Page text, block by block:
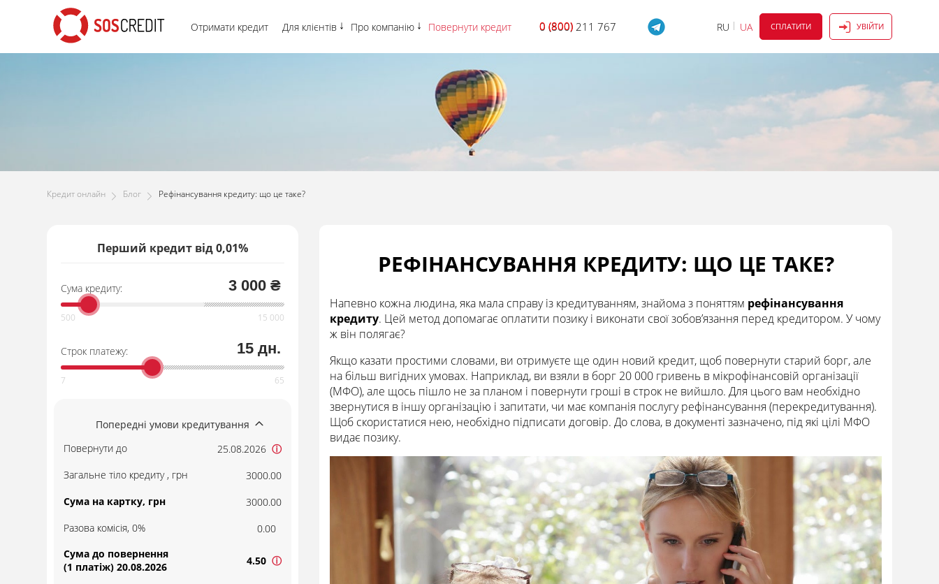
Отримати кредит Для клієнтів Про компанію Повернути кредит 0 (800)
0 (800) 211 767 RU UA СПЛАТИТИ УВІЙТИ
Кредит онлайн Блог Рефінансування кредиту: що це таке?
Перший кредит від 0,01%
Сума кредиту: 3 000 ₴
Строк платежу: 15 дн.
Попередні умови кредитування
Повернути до
25.08.2026 ⓘ
Загальне тіло кредиту , грн
3000.00
Сума на картку, грн
3000.00
Разова комісія, 0%
0.00
Сума до повернення
(1 платіж) 20.08.2026
4.50 ⓘ
РЕФІНАНСУВАННЯ КРЕДИТУ: ЩО ЦЕ ТАКЕ?
Напевно кожна людина, яка мала справу із кредитуванням, знайома з поняттям рефінансування
кредиту. Цей метод допомагає оплатити позику і виконати свої зобов’язання перед кредитором. У чому
ж він полягає?
Якщо казати простими словами, ви отримуєте ще один новий кредит, щоб повернути старий борг, але
на більш вигідних умовах. Наприклад, ви взяли в борг 20 000 гривень в мікрофінансовій організації
(МФО), але щось пішло не за планом і повернути гроші в строк не вийшло. Для цього вам необхідно
звернутися в іншу організацію і запитати, чи має компанія послугу рефінансування (перекредитування).
Щоб скористатися нею, необхідно підписати договір. До слова, в документі зазначено, під які цілі МФО
видає позику.